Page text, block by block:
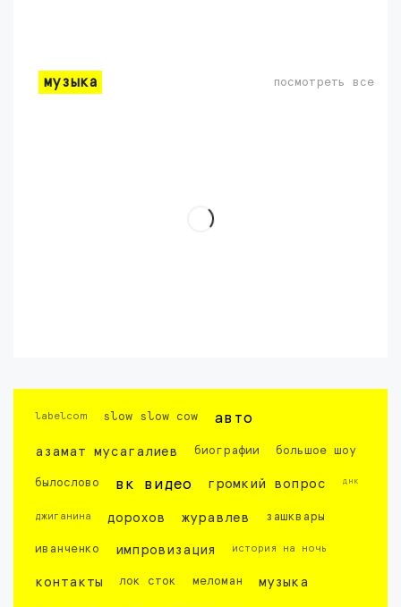
музыка посмотреть все
labelcom slow slow cow авто
азамат мусагалиев биографии большое шоу
былослово вк видео громкий вопрос днк
джиганина дорохов журавлев зашквары
иванченко импровизация история на ночь
контакты лок сток меломан музыка